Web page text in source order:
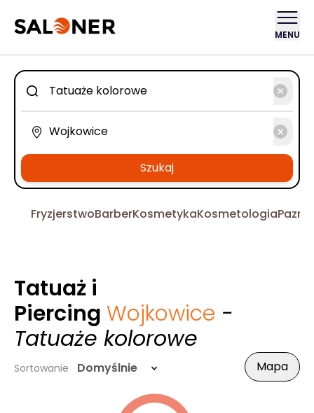
MENU
Szukaj
FryzjerstwoBarberKosmetykaKosmetologia
Tatuaż i
Piercing Wojkowice -
Tatuaże kolorowe
Sortowanie Domyślnie Mapa